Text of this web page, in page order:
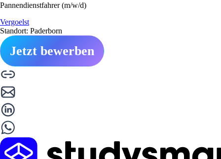
Pannendienstfahrer (m/w/d)
Vergoelst
Standort: Paderborn
Jetzt bewerben